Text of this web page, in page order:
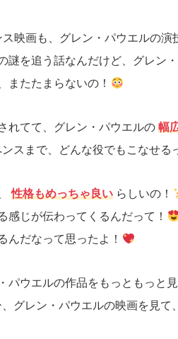
映画も、グレン・パウエルの
謎を追う話なんだけど、グレン
またたまらないの！
れてて、グレン・パウエルの幅
スまで、どんな役でもこなせる
性格もめっちゃ良い らしいの！
感じが伝わってくるんだって！
んだなって思ったよ！
パウエルの作品をもっともっと
グレン・パウエルの映画を見て